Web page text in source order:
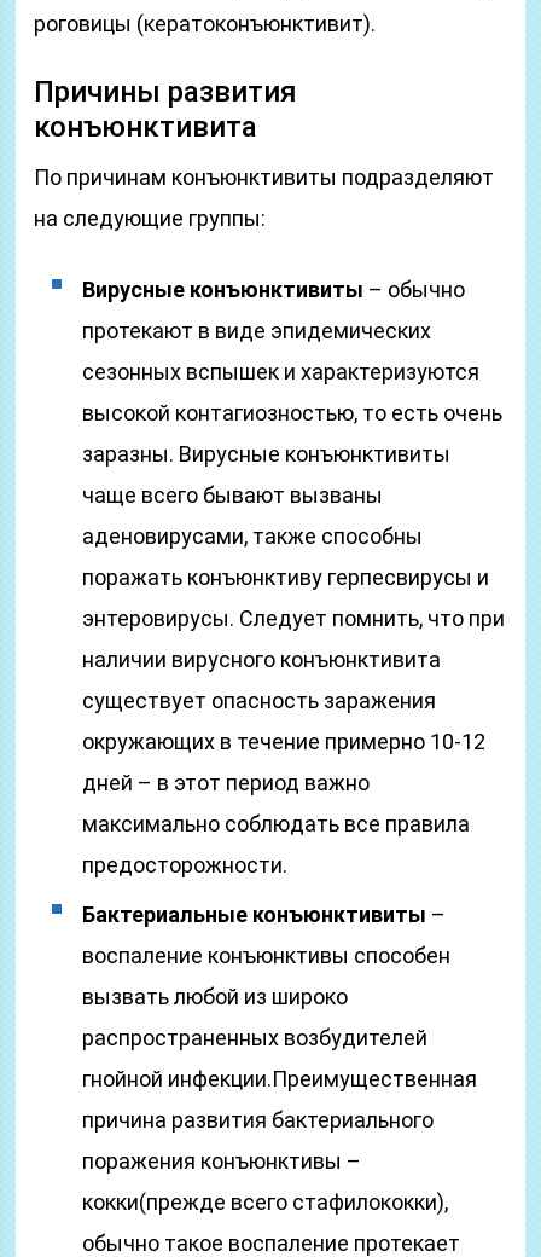
роговицы (кератоконъюнктивит).
Причины развития
конъюнктивита
По причинам конъюнктивиты подразделяют
на следующие группы:
Вирусные конъюнктивиты – обычно
протекают в виде эпидемических
сезонных вспышек и характеризуются
высокой контагиозностью, то есть очень
заразны. Вирусные конъюнктивиты
чаще всего бывают вызваны
аденовирусами, также способны
поражать конъюнктиву герпесвирусы и
энтеровирусы. Следует помнить, что при
наличии вирусного конъюнктивита
существует опасность заражения
окружающих в течение примерно 10-12
дней – в этот период важно
максимально соблюдать все правила
предосторожности.
Бактериальные конъюнктивиты –
воспаление конъюнктивы способен
вызвать любой из широко
распространенных возбудителей
гнойной инфекции.Преимущественная
причина развития бактериального
поражения конъюнктивы –
кокки(прежде всего стафилококки),
обычно такое воспаление протекает